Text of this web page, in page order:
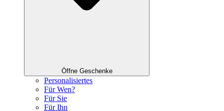
Öffne Geschenke
Personalisiertes
Für Wen?
Für Sie
Für Ihn